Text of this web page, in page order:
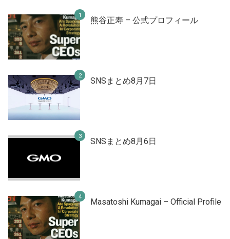
熊谷正寿 – 公式プロフィール
SNSまとめ8月7日
SNSまとめ8月6日
Masatoshi Kumagai – Official Profile